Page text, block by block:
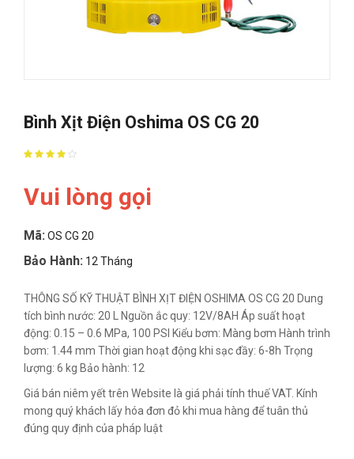
Bình Xịt Điện Oshima OS CG 20
Vui lòng gọi
Mã: OS CG 20
Bảo Hành: 12 Tháng
THÔNG SỐ KỸ THUẬT BÌNH XỊT ĐIỆN OSHIMA OS CG 20 Dung
tích bình nước: 20 L Nguồn ắc quy: 12V/8AH Áp suất hoạt
động: 0.15 – 0.6 MPa, 100 PSI Kiểu bơm: Màng bơm Hành trình
bơm: 1.44 mm Thời gian hoạt động khi sạc đầy: 6-8h Trọng
lượng: 6 kg Bảo hành: 12
Giá bán niêm yết trên Website là giá phải tính thuế VAT. Kính
mong quý khách lấy hóa đơn đỏ khi mua hàng để tuân thủ
đúng quy định của pháp luật